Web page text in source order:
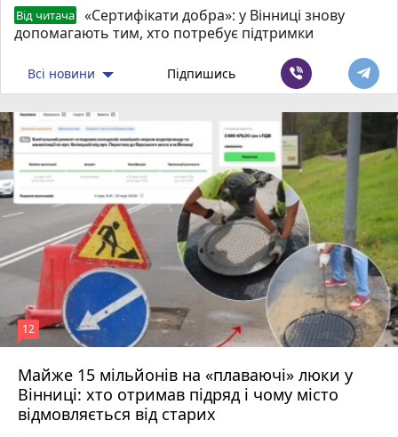
Від читача
«Сертифікати добра»: у Вінниці знову
допомагають тим, хто потребує підтримки
Всі новини Підпишись
Майже 15 мільйонів на «плаваючі» люки у
Вінниці: хто отримав підряд і чому місто
відмовляється від старих
12